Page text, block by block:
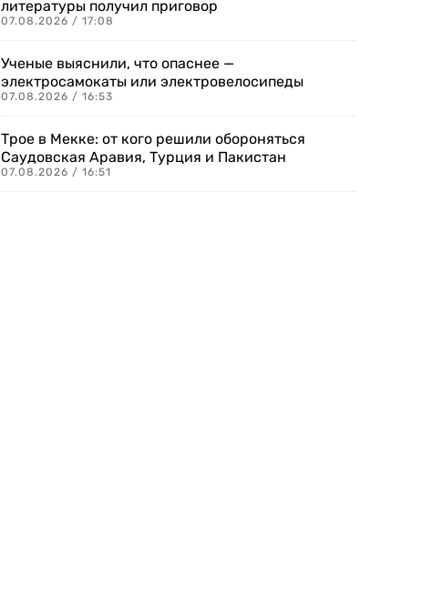
литературы получил приговор
07.08.2026 / 17:08
Ученые выяснили, что опаснее —
электросамокаты или электровелосипеды
07.08.2026 / 16:53
Трое в Мекке: от кого решили обороняться
Саудовская Аравия, Турция и Пакистан
07.08.2026 / 16:51